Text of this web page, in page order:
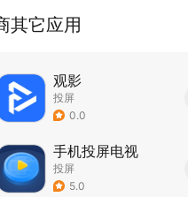
其它应用
观影
投屏
0.0
手机投屏电视
投屏
5.0